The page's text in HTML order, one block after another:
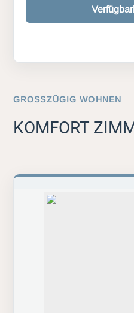
GROSSZÜGIG WOHNEN
KOMFORT